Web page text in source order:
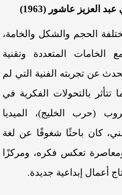
العزيز عاشور (1963)
الحجم والشكل والخامة،
الخامات المتعددة وتقنية
عن تجربته الفنية التي لم
تتأثر بالتحولات الفكرية في
(حرب الخليج)، الميديا
كان باحثًا شغوفًا عن لغة
تعكس فكره، ومركزًا
أعمال إبداعية جديدة.